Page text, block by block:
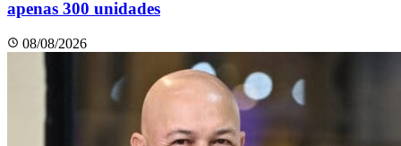
apenas 300 unidades
08/08/2026